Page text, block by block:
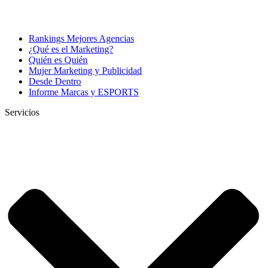
Rankings Mejores Agencias
¿Qué es el Marketing?
Quién es Quién
Mujer Marketing y Publicidad
Desde Dentro
Informe Marcas y ESPORTS
Servicios